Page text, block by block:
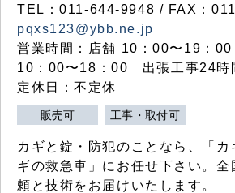
TEL：011-644-9948 / FAX：
pqxs123@ybb.ne.jp
営業時間：店舗 10：00〜19：
10：00〜18：00 出張工事24時
定休日：不定休
販売可 工事・取付可
カギと錠・防犯のことなら、「カ
ギの救急車」にお任せ下さい。全
頼と技術をお届けいたします。